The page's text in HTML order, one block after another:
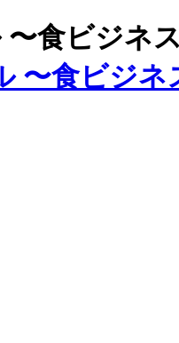
食ビジネ